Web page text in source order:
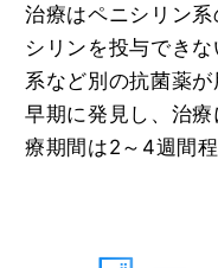
治療はペニシリン
シリンを投与でき
系など別の抗菌薬が
早期に発見し、治
療期間は2～4週間程